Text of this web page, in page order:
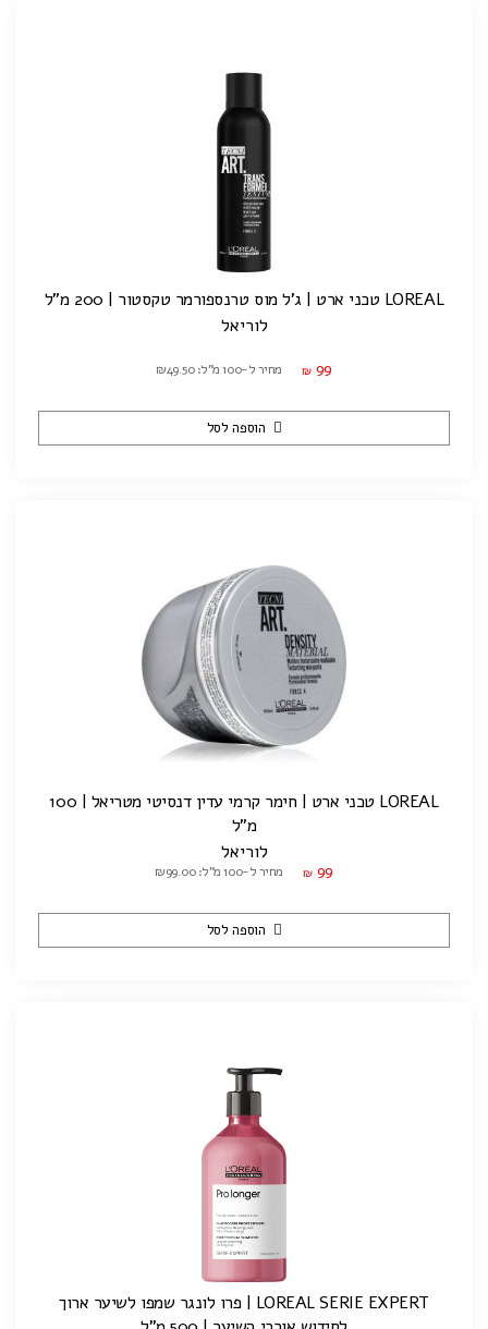
LOREAL טכני ארט | ג'ל מוס טרנספורמר טקסטור | 200 מ"ל
לוריאל
₪ 99 מחיר ל-100 מ"ל: ₪49.50
הוספה לסל
LOREAL טכני ארט | חימר קרמי עדין דנסיטי מטריאל | 100
מ"ל
לוריאל
₪ 99 מחיר ל-100 מ"ל: ₪99.00
הוספה לסל
LOREAL SERIE EXPERT | פרו לונגר שמפו לשיער ארוך